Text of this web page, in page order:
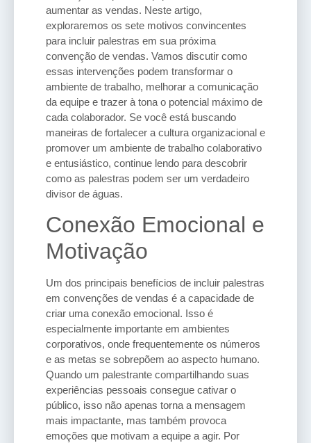
aumentar as vendas. Neste artigo,
exploraremos os sete motivos convincentes
para incluir palestras em sua próxima
convenção de vendas. Vamos discutir como
essas intervenções podem transformar o
ambiente de trabalho, melhorar a comunicação
da equipe e trazer à tona o potencial máximo de
cada colaborador. Se você está buscando
maneiras de fortalecer a cultura organizacional e
promover um ambiente de trabalho colaborativo
e entusiástico, continue lendo para descobrir
como as palestras podem ser um verdadeiro
divisor de águas.
Conexão Emocional e
Motivação
Um dos principais benefícios de incluir palestras
em convenções de vendas é a capacidade de
criar uma conexão emocional. Isso é
especialmente importante em ambientes
corporativos, onde frequentemente os números
e as metas se sobrepõem ao aspecto humano.
Quando um palestrante compartilhando suas
experiências pessoais consegue cativar o
público, isso não apenas torna a mensagem
mais impactante, mas também provoca
emoções que motivam a equipe a agir. Por